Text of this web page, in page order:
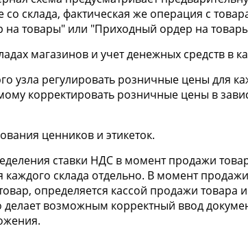
склада, фактическая же операция с
на товары" или "Приходный ордер на
магазинов и учет денежных средств в
узла регулировать розничные цены для
корректировать розничные цены в
ценников и этикеток.
ставки НДС в момент продажи
склада отдельно. В момент
определяется кассой продажи товара
возможным корректный ввод